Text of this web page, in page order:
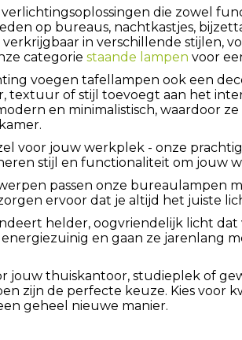
die zowel
op bureaus, nachtkastjes,
in verschillende stijlen,
categorie staande lampen voor
voegen tafellampen ook een
textuur of stijl toevoegt aan het
en minimalistisch, waardoor
voor jouw werkplek - onze
stijl en functionaliteit om jouw
passen onze bureaulampen
ervoor dat je altijd het juiste
helder, oogvriendelijk licht
en gaan ze jarenlang
jouw thuiskantoor, studieplek of
zijn de perfecte keuze. Kies voor
geheel nieuwe manier.